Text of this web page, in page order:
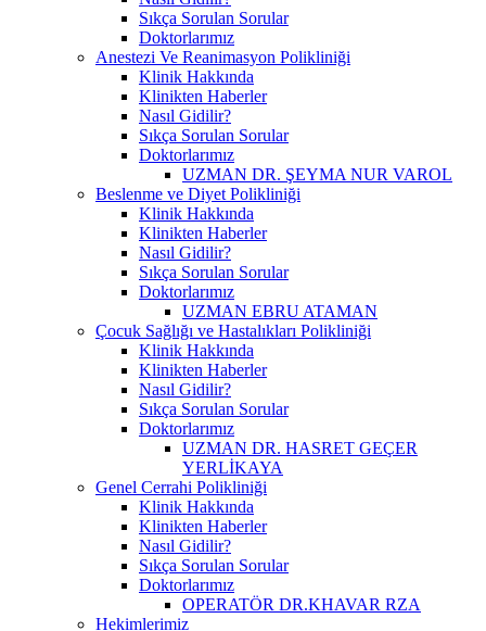
Sıkça Sorulan Sorular
Doktorlarımız
Anestezi Ve Reanimasyon Polikliniği
Klinik Hakkında
Klinikten Haberler
Nasıl Gidilir?
Sıkça Sorulan Sorular
Doktorlarımız
UZMAN DR. ŞEYMA NUR VAROL
Beslenme ve Diyet Polikliniği
Klinik Hakkında
Klinikten Haberler
Nasıl Gidilir?
Sıkça Sorulan Sorular
Doktorlarımız
UZMAN EBRU ATAMAN
Çocuk Sağlığı ve Hastalıkları Polikliniği
Klinik Hakkında
Klinikten Haberler
Nasıl Gidilir?
Sıkça Sorulan Sorular
Doktorlarımız
UZMAN DR. HASRET GEÇER
YERLİKAYA
Genel Cerrahi Polikliniği
Klinik Hakkında
Klinikten Haberler
Nasıl Gidilir?
Sıkça Sorulan Sorular
Doktorlarımız
OPERATÖR DR.KHAVAR RZA
Hekimlerimiz